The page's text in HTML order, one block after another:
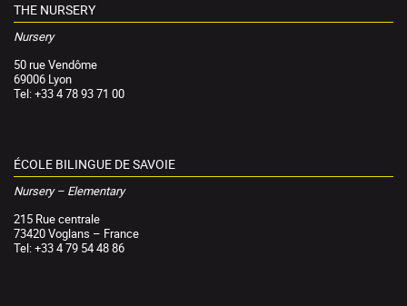
THE NURSERY
Nursery
50 rue Vendôme
69006 Lyon
Tel: +33 4 78 93 71 00
ÉCOLE BILINGUE DE SAVOIE
Nursery – Elementary
215 Rue centrale
73420 Voglans – France
Tel: +33 4 79 54 48 86